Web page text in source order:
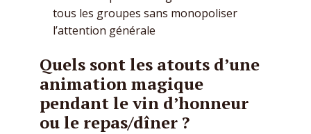
tous les groupes sans monopoliser
l’attention générale
Quels sont les atouts d’une
animation magique
pendant le vin d’honneur
ou le repas/dîner ?